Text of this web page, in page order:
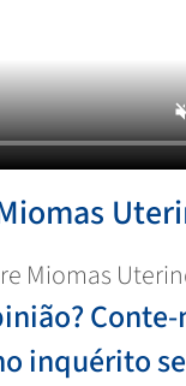
Miomas
Conte-
inquérito